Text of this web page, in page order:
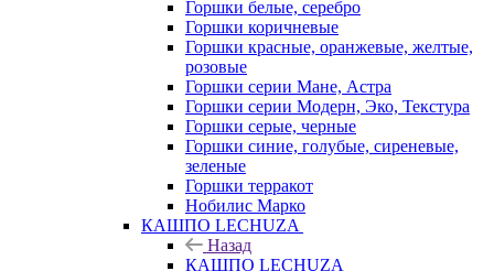
Горшки белые, серебро
Горшки коричневые
Горшки красные, оранжевые, желтые,
розовые
Горшки серии Мане, Астра
Горшки серии Модерн, Эко, Текстура
Горшки серые, черные
Горшки синие, голубые, сиреневые,
зеленые
Горшки терракот
Нобилис Марко
КАШПО LECHUZA
Назад
КАШПО LECHUZA